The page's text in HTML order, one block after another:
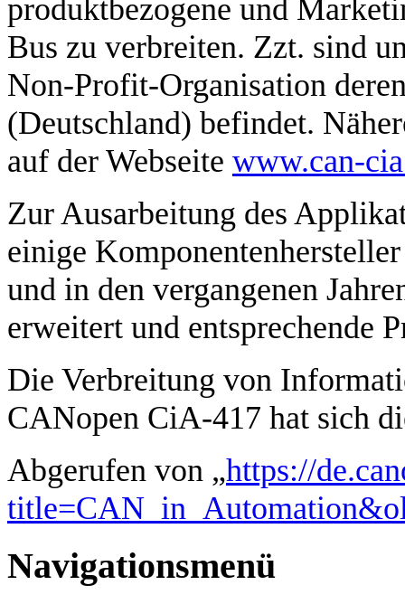
produktbezogene und
Bus zu verbreiten. Zzt. sind
Non-Profit-Organisation
(Deutschland) befindet.
auf der Webseite www.can-
Zur Ausarbeitung des
einige
und in den vergangenen
erweitert und entsprechende
Die Verbreitung von
CANopen CiA-417 hat sich
Abgerufen von „https://
Navigationsmenü